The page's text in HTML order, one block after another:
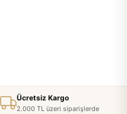
Ücretsiz Kargo
2.000 TL üzeri siparişlerde